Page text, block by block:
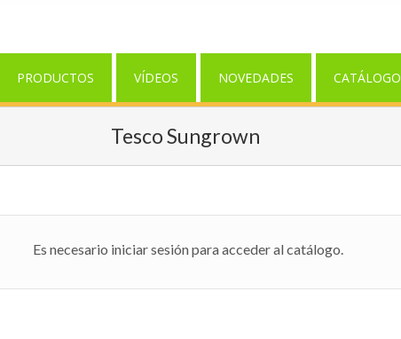
PRODUCTOS VÍDEOS NOVEDADES CATÁLOGO
Tesco Sungrown
Es necesario iniciar sesión para acceder al catálogo.